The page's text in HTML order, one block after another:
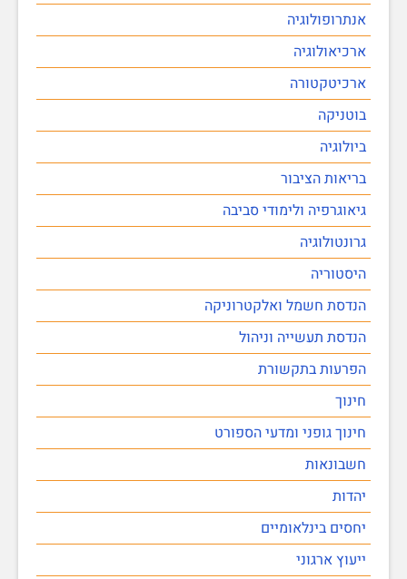
אנתרופולוגיה
ארכיאולוגיה
ארכיטקטורה
בוטניקה
ביולוגיה
בריאות הציבור
גיאוגרפיה ולימודי סביבה
גרונטולוגיה
היסטוריה
הנדסת חשמל ואלקטרוניקה
הנדסת תעשייה וניהול
הפרעות בתקשורת
חינוך
חינוך גופני ומדעי הספורט
חשבונאות
יהדות
יחסים בינלאומיים
ייעוץ ארגוני